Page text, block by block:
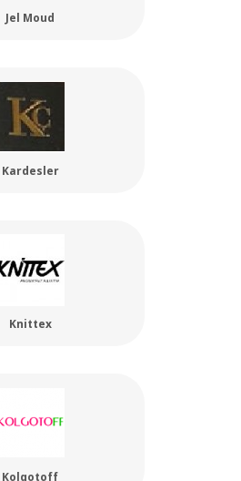
Jel Moud
Kardesler
Knittex
Kolgotoff